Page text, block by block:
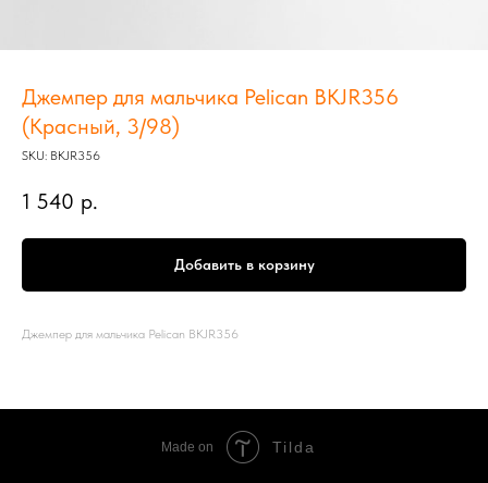
Джемпер для мальчика Pelican BKJR356
(Красный, 3/98)
SKU: BKJR356
1 540 р.
Добавить в корзину
Джемпер для мальчика Pelican BKJR356
Made on Tilda